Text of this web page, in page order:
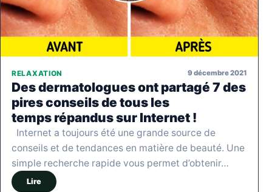
RELAXATION 9 décembre 2021
Des dermatologues ont partagé 7 des
pires conseils de tous les
temps répandus sur Internet !
Internet a toujours été une grande source de
conseils et de tendances en matière de beauté. Une
simple recherche rapide vous permet d’obtenir…
Lire